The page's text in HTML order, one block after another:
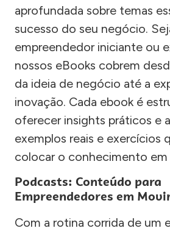
aprofundada sobre temas
sucesso do seu negócio.
empreendedor iniciante ou
nossos eBooks cobrem
da ideia de negócio até a
inovação. Cada ebook é
oferecer insights práticos e
exemplos reais e exercícios
colocar o conhecimento em
Podcasts: Conteúdo para
Empreendedores em
Com a rotina corrida de um